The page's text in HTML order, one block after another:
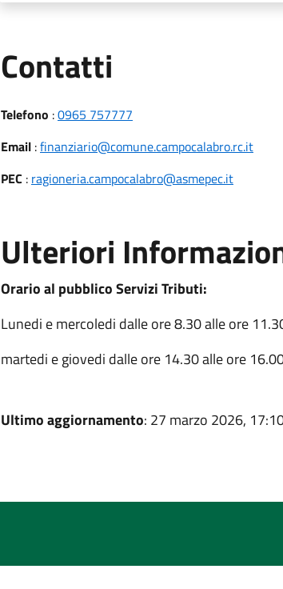
Contatti
Telefono :0965 757777
Email:finanziario@comune.campocalabro.rc.it
PEC : ragioneria.campocalabro@asmepec.it
Ulteriori
Orario al pubblico Servizi Tributi:
Lunedi e mercoledi dalle ore 8.30 alle ore
martedi e giovedi dalle ore 14.30 alle ore
Ultimo aggiornamento: 27 marzo 2026,